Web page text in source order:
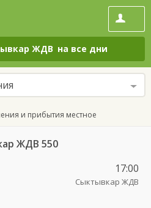
ЖДВ на все дни
и прибытия местное
ЖДВ 550
17:00
Сыктывкар ЖДВ